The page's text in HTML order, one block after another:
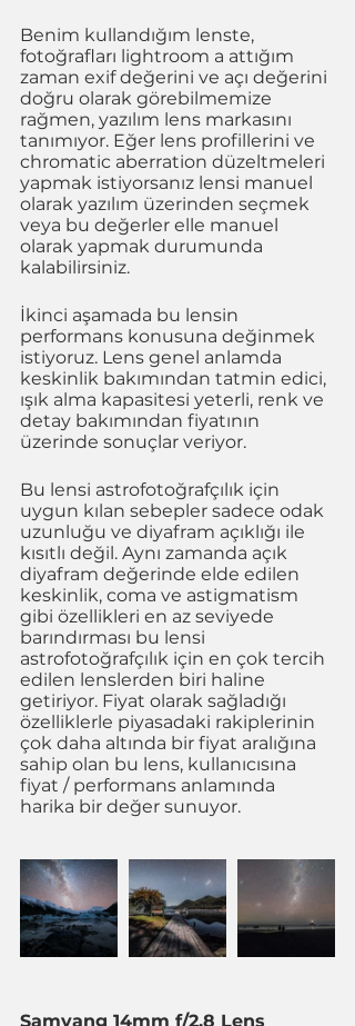
Benim kullandığım lenste,
fotoğrafları lightroom a attığım
zaman exif değerini ve açı değerini
doğru olarak görebilmemize
rağmen, yazılım lens markasını
tanımıyor. Eğer lens profillerini ve
chromatic aberration düzeltmeleri
yapmak istiyorsanız lensi manuel
olarak yazılım üzerinden seçmek
veya bu değerler elle manuel
olarak yapmak durumunda
kalabilirsiniz.
İkinci aşamada bu lensin
performans konusuna değinmek
istiyoruz. Lens genel anlamda
keskinlik bakımından tatmin edici,
ışık alma kapasitesi yeterli, renk ve
detay bakımından fiyatının
üzerinde sonuçlar veriyor.
Bu lensi astrofotoğrafçılık için
uygun kılan sebepler sadece odak
uzunluğu ve diyafram açıklığı ile
kısıtlı değil. Aynı zamanda açık
diyafram değerinde elde edilen
keskinlik, coma ve astigmatism
gibi özellikleri en az seviyede
barındırması bu lensi
astrofotoğrafçılık için en çok tercih
edilen lenslerden biri haline
getiriyor. Fiyat olarak sağladığı
özelliklerle piyasadaki rakiplerinin
çok daha altında bir fiyat aralığına
sahip olan bu lens, kullanıcısına
fiyat / performans anlamında
harika bir değer sunuyor.
Samyang 14mm f/2.8 Lens